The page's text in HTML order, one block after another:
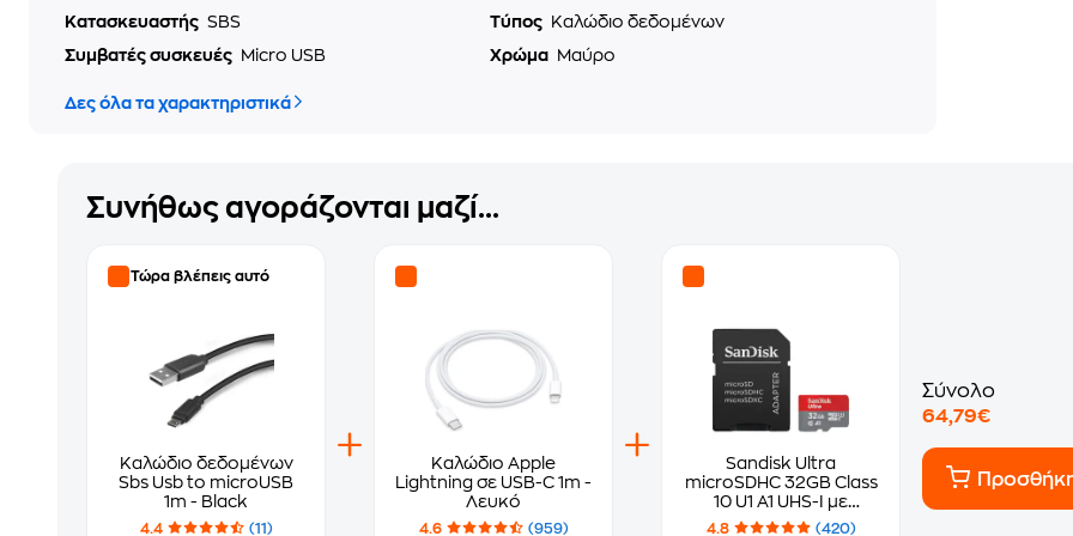
Κατασκευαστής SBS Τύπος
Καλώδιο δεδομένων
Συμβατές συσκευές
Micro USB Χρώμα Μαύρο
Δες όλα τα χαρακτηριστικά
Συνήθως αγοράζονται μαζί...
Τώρα βλέπεις αυτό
Καλώδιο δεδομένων
Sbs Usb to microUSB
1m - Black
4.4 (11)
Καλώδιο Apple
Lightning σε USB-C 1m -
Λευκό
4.6 (959)
Sandisk Ultra
microSDHC 32GB Class
10 U1 A1 UHS-I με
αντάπτορα
4.8 (420)
Σύνολο
64,79€